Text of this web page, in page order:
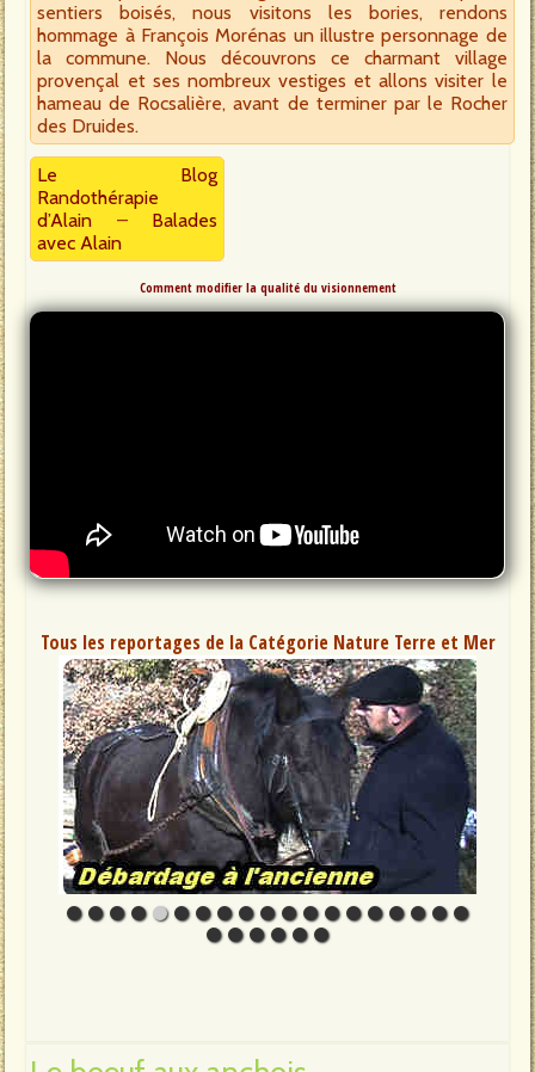
sentiers boisés, nous visitons les bories, rendons
hommage à François Morénas un illustre personnage de
la commune. Nous découvrons ce charmant village
provençal et ses nombreux vestiges et allons visiter le
hameau de Rocsalière, avant de terminer par le Rocher
des Druides.
Le Blog
Randothérapie
d’Alain – Balades
avec Alain
Comment modifier la qualité du visionnement
Tous les reportages de la Catégorie Nature Terre et Mer